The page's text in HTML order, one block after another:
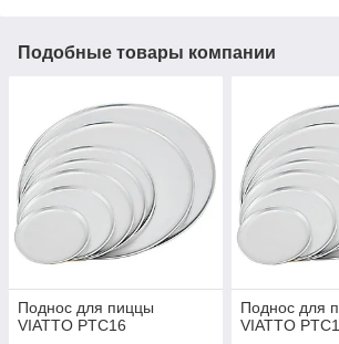
Подобные товары компании
Поднос для пиццы
VIATTO PTC16
Поднос для
VIATTO